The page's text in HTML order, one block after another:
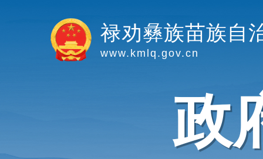
禄劝彝族苗族自
www.kmlq.gov.cn
政